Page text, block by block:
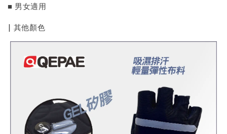
■ 男女適用
| 其他顏色